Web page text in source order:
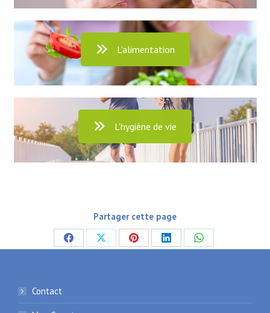
L'alimentation
L'hygiène de vie
Partager cette page
PartagerPartagerPartagerPartagerPartager
Contact